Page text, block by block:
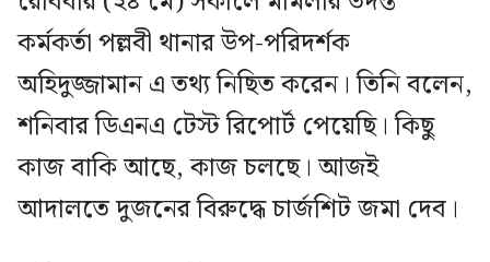
কর্মকর্তা পল্লবী থানার উপ-পরিদর্শক
অহিদুজ্জামান এ তথ্য নিছিত করেন। তিনি বলেন,
শনিবার ডিএনএ টেস্ট রিপোর্ট পেয়েছি। কিছু
কাজ বাকি আছে, কাজ চলছে। আজই
আদালতে দুজনের বিরুদ্ধে চার্জশিট জমা দেব।